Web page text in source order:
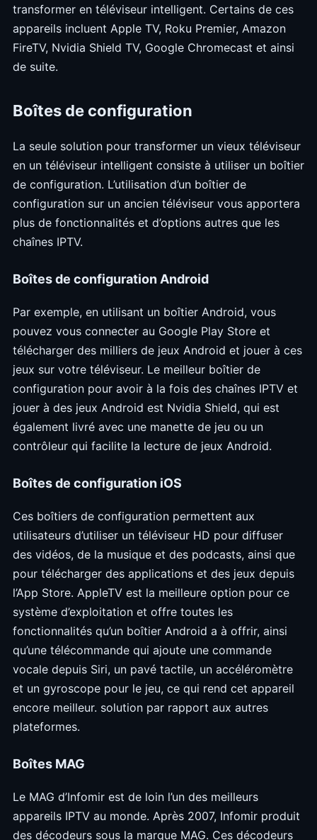
transformer en téléviseur intelligent. Certains de ces
appareils incluent Apple TV, Roku Premier, Amazon
FireTV, Nvidia Shield TV, Google Chromecast et ainsi
de suite.
Boîtes de configuration
La seule solution pour transformer un vieux téléviseur
en un téléviseur intelligent consiste à utiliser un boîtier
de configuration. L’utilisation d’un boîtier de
configuration sur un ancien téléviseur vous apportera
plus de fonctionnalités et d’options autres que les
chaînes IPTV.
Boîtes de configuration Android
Par exemple, en utilisant un boîtier Android, vous
pouvez vous connecter au Google Play Store et
télécharger des milliers de jeux Android et jouer à ces
jeux sur votre téléviseur. Le meilleur boîtier de
configuration pour avoir à la fois des chaînes IPTV et
jouer à des jeux Android est Nvidia Shield, qui est
également livré avec une manette de jeu ou un
contrôleur qui facilite la lecture de jeux Android.
Boîtes de configuration iOS
Ces boîtiers de configuration permettent aux
utilisateurs d’utiliser un téléviseur HD pour diffuser
des vidéos, de la musique et des podcasts, ainsi que
pour télécharger des applications et des jeux depuis
l’App Store. AppleTV est la meilleure option pour ce
système d’exploitation et offre toutes les
fonctionnalités qu’un boîtier Android a à offrir, ainsi
qu’une télécommande qui ajoute une commande
vocale depuis Siri, un pavé tactile, un accéléromètre
et un gyroscope pour le jeu, ce qui rend cet appareil
encore meilleur. solution par rapport aux autres
plateformes.
Boîtes MAG
Le MAG d’Infomir est de loin l’un des meilleurs
appareils IPTV au monde. Après 2007, Infomir produit
des décodeurs sous la marque MAG. Ces décodeurs